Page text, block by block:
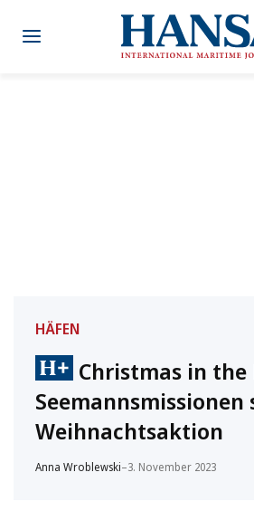
Inhalt
HÄFEN
Christmas in the
Weihnachtsaktion
Anna Wroblewski–3. November 2023